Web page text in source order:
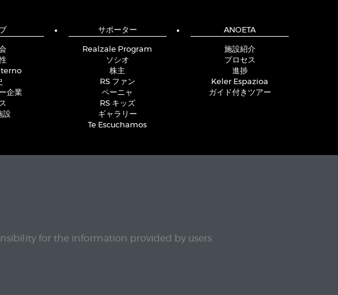
企業
設
サポーター
Realzale Program
ソシオ
株主
RS ファン
ペーニャ
RS キッズ
ギャラリー
Te Escuchamos
ANOETA
施設紹介
プロセス
進捗
Keler Espazioa
ガイド付きツアー
for the information provided by users.